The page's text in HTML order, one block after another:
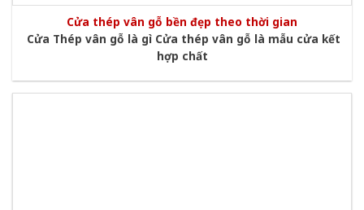
Cửa thép vân gỗ bền đẹp theo thời gian
Cửa Thép vân gỗ là gì Cửa thép vân gỗ là mẫu cửa kết
hợp chất